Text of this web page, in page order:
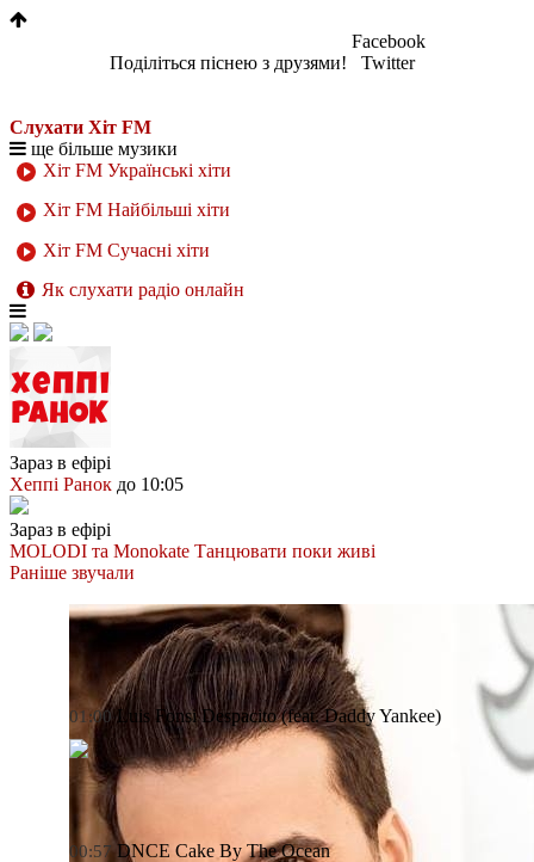
Поділіться піснею з друзями!
Facebook
Twitter
Слухати Хіт FM
ще більше музики
Хіт FM Українські хіти
Хіт FM Найбільші хіти
Хіт FM Сучасні хіти
Як слухати радіо онлайн
Зараз в ефірі
Хеппі Ранок до 10:05
Зараз в ефірі
MOLODI та Monokate Танцювати поки живі
Раніше звучали
01:00 Luis Fonsi Despacito (feat. Daddy Yankee)
00:57 DNCE Cake By The Ocean